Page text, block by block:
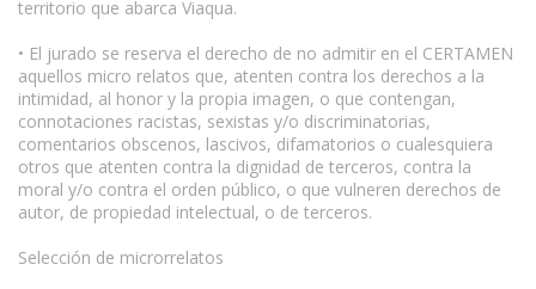
territorio que abarca Viaqua.
• El jurado se reserva el derecho de no admitir en el CERTAMEN
aquellos micro relatos que, atenten contra los derechos a la
intimidad, al honor y la propia imagen, o que contengan,
connotaciones racistas, sexistas y/o discriminatorias,
comentarios obscenos, lascivos, difamatorios o cualesquiera
otros que atenten contra la dignidad de terceros, contra la
moral y/o contra el orden público, o que vulneren derechos de
autor, de propiedad intelectual, o de terceros.
Selección de microrrelatos